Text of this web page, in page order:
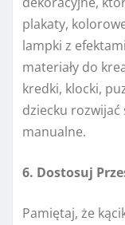
plakaty,
lampki z
materiały do
kredki, klocki,
dziecku
manualne.
6. Dostosuj
Pamiętaj, że